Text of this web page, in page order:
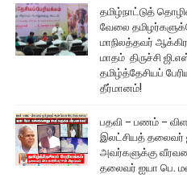
தமிழ்நாட்டுத்
வேலை
மாநிலத்தவர்
மாதம் திருச்சி
தமிழ்த்தேசியப்
தீர்மானம்!
பதவி – பணம் –
இலட்சியத்
அவர்களுக்கு
தலைவர் ஐயா பெ.